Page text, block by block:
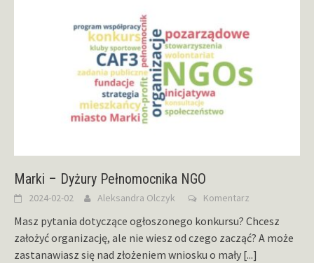
Marki – Dyżury Pełnomocnika NGO
2024-02-02 Aleksandra Olczyk Komentarz
Masz pytania dotyczące ogłoszonego konkursu? Chcesz
założyć organizację, ale nie wiesz od czego zacząć? A może
zastanawiasz się nad złożeniem wniosku o mały [...]